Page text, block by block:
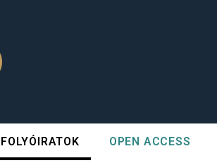
FOLYÓIRATOK
OPEN ACCESS